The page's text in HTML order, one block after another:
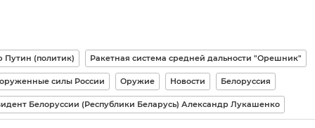
Путин (политик) Ракетная система средней дальности "Орешник"
силы России Оружие Новости Белоруссия
Белоруссии (Республики Беларусь) Александр Лукашенко